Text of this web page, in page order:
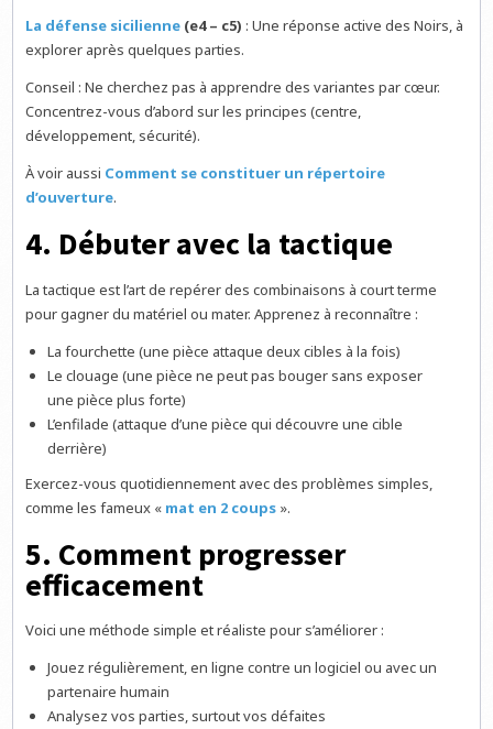
La défense sicilienne (e4 – c5) : Une réponse active des Noirs, à
explorer après quelques parties.
Conseil : Ne cherchez pas à apprendre des variantes par cœur.
Concentrez-vous d’abord sur les principes (centre,
développement, sécurité).
À voir aussi Comment se constituer un répertoire
d’ouverture.
4. Débuter avec la tactique
La tactique est l’art de repérer des combinaisons à court terme
pour gagner du matériel ou mater. Apprenez à reconnaître :
La fourchette (une pièce attaque deux cibles à la fois)
Le clouage (une pièce ne peut pas bouger sans exposer
une pièce plus forte)
L’enfilade (attaque d’une pièce qui découvre une cible
derrière)
Exercez-vous quotidiennement avec des problèmes simples,
comme les fameux « mat en 2 coups ».
5. Comment progresser
efficacement
Voici une méthode simple et réaliste pour s’améliorer :
Jouez régulièrement, en ligne contre un logiciel ou avec un
partenaire humain
Analysez vos parties, surtout vos défaites